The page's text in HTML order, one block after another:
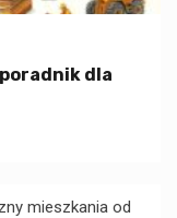
dla
mieszkania od